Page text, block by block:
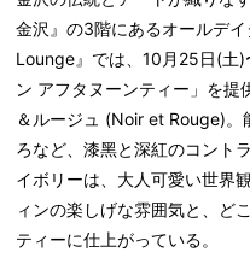
金沢』の3階にあるオールデ
Lounge』では、10月25日(土
ン アフタヌーンティー」を
＆ルージュ (Noir et Rouge)。
ろなど、漆⿊と深紅のコント
イボリーは、大人可愛い世界
ィンの楽しげな雰囲気と、ど
ティーに仕上がっている。